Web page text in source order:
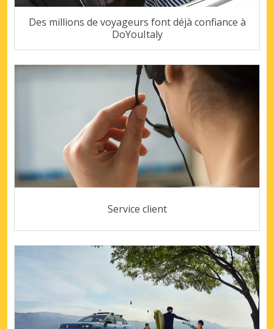
Des millions de voyageurs font déjà confiance à
DoYouItaly
Service client